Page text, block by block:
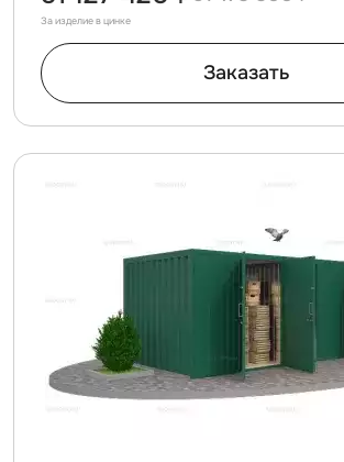
За изделие в цинке
Заказать